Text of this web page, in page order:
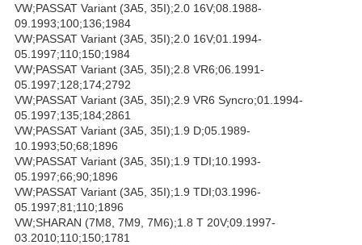
VW;PASSAT Variant (3A5, 35I);2.0 16V;08.1988-
09.1993;100;136;1984
VW;PASSAT Variant (3A5, 35I);2.0 16V;01.1994-
05.1997;110;150;1984
VW;PASSAT Variant (3A5, 35I);2.8 VR6;06.1991-
05.1997;128;174;2792
VW;PASSAT Variant (3A5, 35I);2.9 VR6 Syncro;01.1994-
05.1997;135;184;2861
VW;PASSAT Variant (3A5, 35I);1.9 D;05.1989-
10.1993;50;68;1896
VW;PASSAT Variant (3A5, 35I);1.9 TDI;10.1993-
05.1997;66;90;1896
VW;PASSAT Variant (3A5, 35I);1.9 TDI;03.1996-
05.1997;81;110;1896
VW;SHARAN (7M8, 7M9, 7M6);1.8 T 20V;09.1997-
03.2010;110;150;1781